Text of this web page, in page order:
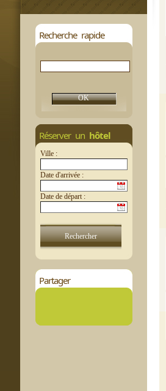
Recherche rapide
Réserver un hôtel
Ville :
Date d'arrivée :
Date de départ :
Partager